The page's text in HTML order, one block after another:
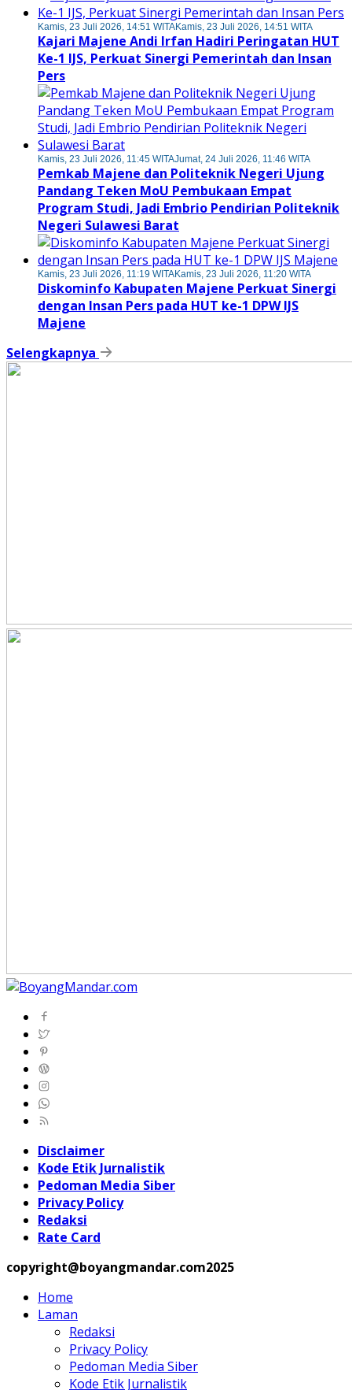
Kamis, 23 Juli 2026, 14:51 WITAKamis, 23 Juli 2026, 14:51 WITA
Kajari Majene Andi Irfan Hadiri Peringatan HUT
Ke-1 IJS, Perkuat Sinergi Pemerintah dan Insan
Pers
Kamis, 23 Juli 2026, 11:45 WITAJumat, 24 Juli 2026, 11:46 WITA
Pemkab Majene dan Politeknik Negeri Ujung
Pandang Teken MoU Pembukaan Empat
Program Studi, Jadi Embrio Pendirian Politeknik
Negeri Sulawesi Barat
Kamis, 23 Juli 2026, 11:19 WITAKamis, 23 Juli 2026, 11:20 WITA
Diskominfo Kabupaten Majene Perkuat Sinergi
dengan Insan Pers pada HUT ke-1 DPW IJS
Majene
Selengkapnya
Disclaimer
Kode Etik Jurnalistik
Pedoman Media Siber
Privacy Policy
Redaksi
Rate Card
copyright@boyangmandar.com2025
Home
Laman
Redaksi
Privacy Policy
Pedoman Media Siber
Kode Etik Jurnalistik